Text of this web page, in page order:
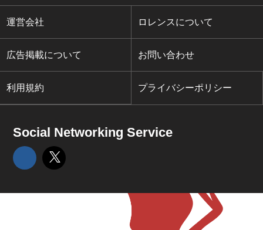
運営会社 ロレンスについて
広告掲載について お問い合わせ
利用規約 プライバシーポリシー
Social Networking Service